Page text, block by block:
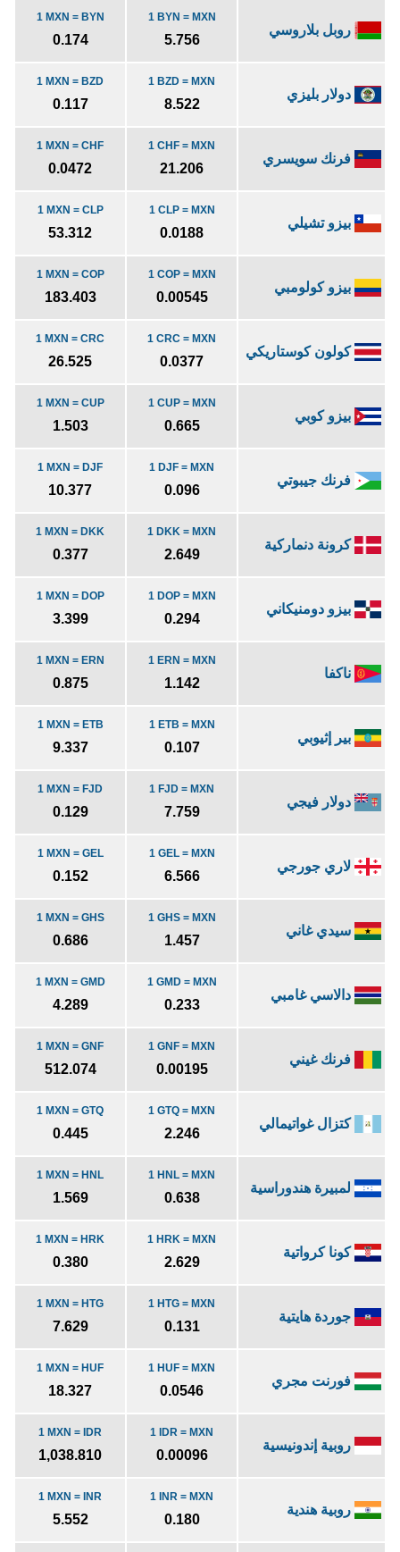
روبل بلاروسي
1 BYN = MXN
5.756
1 MXN = BYN
0.174
دولار بليزي
1 BZD = MXN
8.522
1 MXN = BZD
0.117
فرنك سويسري
1 CHF = MXN
21.206
1 MXN = CHF
0.0472
بيزو تشيلي
1 CLP = MXN
0.0188
1 MXN = CLP
53.312
بيزو كولومبي
1 COP = MXN
0.00545
1 MXN = COP
183.403
كولون كوستاريكي
1 CRC = MXN
0.0377
1 MXN = CRC
26.525
بيزو كوبي
1 CUP = MXN
0.665
1 MXN = CUP
1.503
فرنك جيبوتي
1 DJF = MXN
0.096
1 MXN = DJF
10.377
كرونة دنماركية
1 DKK = MXN
2.649
1 MXN = DKK
0.377
بيزو دومنيكاني
1 DOP = MXN
0.294
1 MXN = DOP
3.399
ناكفا
1 ERN = MXN
1.142
1 MXN = ERN
0.875
بير إثيوبي
1 ETB = MXN
0.107
1 MXN = ETB
9.337
دولار فيجي
1 FJD = MXN
7.759
1 MXN = FJD
0.129
لاري جورجي
1 GEL = MXN
6.566
1 MXN = GEL
0.152
سيدي غاني
1 GHS = MXN
1.457
1 MXN = GHS
0.686
دالاسي غامبي
1 GMD = MXN
0.233
1 MXN = GMD
4.289
فرنك غيني
1 GNF = MXN
0.00195
1 MXN = GNF
512.074
كتزال غواتيمالي
1 GTQ = MXN
2.246
1 MXN = GTQ
0.445
لمبيرة هندوراسية
1 HNL = MXN
0.638
1 MXN = HNL
1.569
كونا كرواتية
1 HRK = MXN
2.629
1 MXN = HRK
0.380
جوردة هايتية
1 HTG = MXN
0.131
1 MXN = HTG
7.629
فورنت مجري
1 HUF = MXN
0.0546
1 MXN = HUF
18.327
روبية إندونيسية
1 IDR = MXN
0.00096
1 MXN = IDR
1,038.810
روبية هندية
1 INR = MXN
0.180
1 MXN = INR
5.552